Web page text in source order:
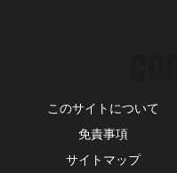
このサイトについて
免責事項
サイトマップ